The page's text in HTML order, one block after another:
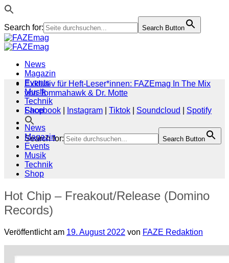
Search for: Search Button
Zum
Inhalt
News
Magazin
Events
Musik
Technik
Shop
Search for: Search Button
Exklusiv für Heft-Leser*innen: FAZEmag In The Mix
von Tommahawk & Dr. Motte
Facebook
Instagram Tiktok Soundcloud
Spotify
News
Magazin
Events
Musik
Technik
Shop
Hot Chip – Freakout/Release (Domino
Records)
Veröffentlicht am 19. August 2022 von FAZE Redaktion